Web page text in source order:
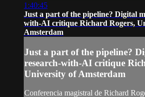
1:40:45
Just a part of the pipeline? Digital
with-AI critique Richard Rogers,
Amsterdam
Just a part of the pipeline?
research-with-AI critique
University of Amsterdam
Conferencia magistral de Richard